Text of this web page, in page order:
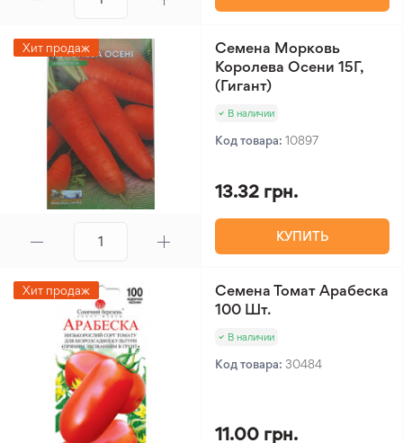
продукцию, способную дать обильный урожай. В
нашем ассортименте вы найдете множество
сортов моркови и сможете выбрать лучший для
себя вариант.
Хит продаж
Семена Морковь
Королева Осени 15Г,
(Гигант)
В наличии
Код товара: 10897
13.32 грн.
КУПИТЬ
Хит продаж
Семена Томат Арабеска
100 Шт.
В наличии
Код товара: 30484
11.00 грн.